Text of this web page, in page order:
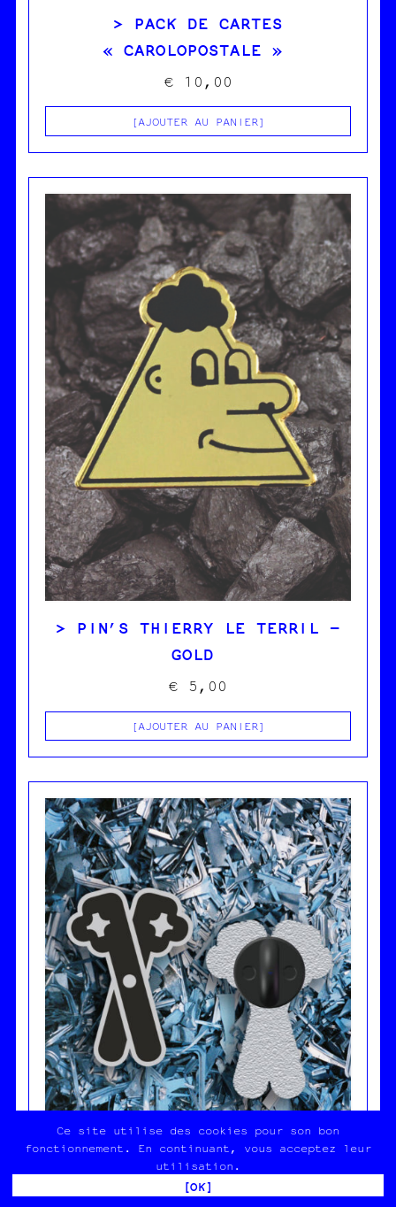
PACK DE CARTES
« CAROLOPOSTALE »
€ 10,00
AJOUTER AU PANIER
PIN’S THIERRY LE TERRIL –
GOLD
€ 5,00
AJOUTER AU PANIER
Ce site utilise des cookies pour son bon
fonctionnement. En continuant, vous acceptez leur
utilisation.
[OK]